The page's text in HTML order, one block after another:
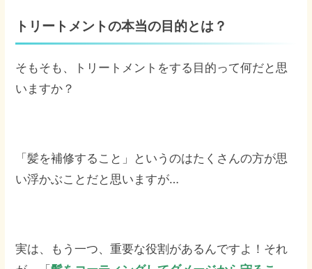
トリートメントの本当の目的とは？
そもそも、トリートメントをする目的って何だと思
いますか？
「髪を補修すること」というのはたくさんの方が思
い浮かぶことだと思いますが…
実は、もう一つ、重要な役割があるんですよ！それ